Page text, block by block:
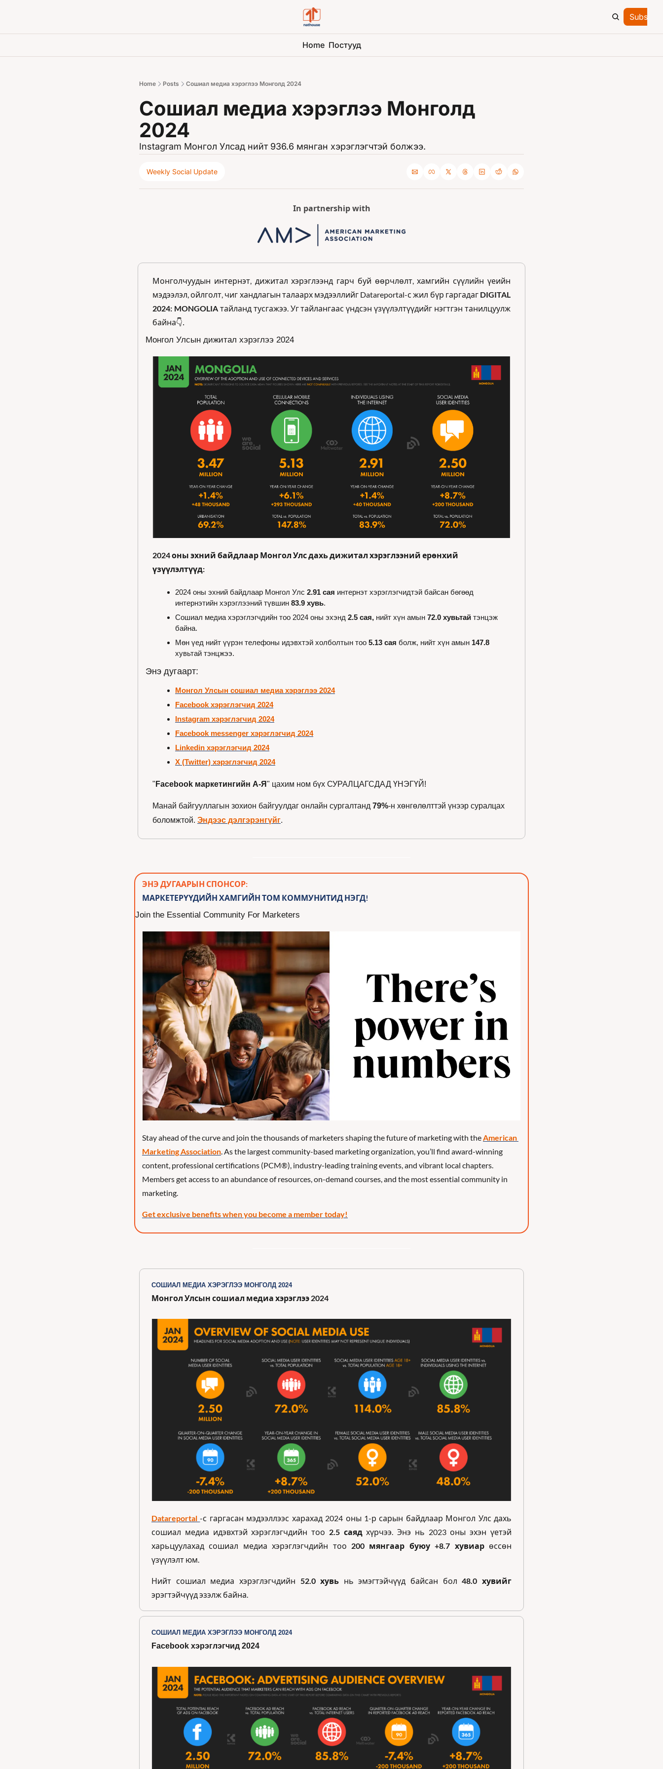
Home Постууд
Home Posts Сошиал медиа хэрэглээ Монголд 2024
Сошиал медиа хэрэглээ Монголд
2024
Instagram Монгол Улсад нийт 936.6 мянган хэрэглэгчтэй болжээ.
Weekly Social Update
In partnership with
Монголчуудын интернэт, дижитал хэрэглээнд гарч буй өөрчлөлт, хамгийн сүүлийн үеийн
мэдээлэл, ойлголт, чиг хандлагын талаарх мэдээллийг Datareportal-с жил бүр гаргадаг DIGITAL
2024: MONGOLIA тайланд тусгажээ. Уг тайлангаас үндсэн үзүүлэлтүүдийг нэгтгэн танилцуулж
байна👇.
Монгол Улсын дижитал хэрэглээ 2024
2024 оны эхний байдлаар Монгол Улс дахь дижитал хэрэглээний ерөнхий
үзүүлэлтүүд:
2024 оны эхний байдлаар Монгол Улс 2.91 сая интернэт хэрэглэгчидтэй байсан бөгөөд
интернэтийн хэрэглээний түвшин 83.9 хувь.
Сошиал медиа хэрэглэгчдийн тоо 2024 оны эхэнд 2.5 сая, нийт хүн амын 72.0 хувьтай тэнцэж
байна.
Мөн үед нийт үүрэн телефоны идэвхтэй холболтын тоо 5.13 сая болж, нийт хүн амын
хувьтай тэнцжээ.
Энэ дугаарт:
Монгол Улсын сошиал медиа хэрэглээ 2024
Facebook хэрэглэгчид 2024
Instagram хэрэглэгчид 2024
Facebook messenger хэрэглэгчид 2024
Linkedin хэрэглэгчид 2024
X (Twitter) хэрэглэгчид 2024
" Facebook маркетингийн А-Я" цахим ном бүх СУРАЛЦАГСДАД ҮНЭГҮЙ!
Манай байгууллагын зохион байгуулдаг онлайн сургалтанд 79%-н хөнгөлөлттэй үнээр суралцах
боломжтой. Эндээс дэлгэрэнгүйг.
ЭНЭ ДУГААРЫН СПОНСОР:
МАРКЕТЕРҮҮДИЙН ХАМГИЙН ТОМ КОММУНИТИД НЭГД!
Join the Essential Community For Marketers
Stay ahead of the curve and join the thousands of marketers shaping the future of marketing with the American
Marketing Association . As the largest community-based marketing organization, you’ll find award-winning
content, professional certifications (PCM®), industry-leading training events, and vibrant local chapters.
Members get access to an abundance of resources, on-demand courses, and the most essential community in
marketing.
Get exclusive benefits when you become a member today!
СОШИАЛ МЕДИА ХЭРЭГЛЭЭ МОНГОЛД 2024
Монгол Улсын сошиал медиа хэрэглээ 2024
Datareportal -с гаргасан мэдээллээс харахад 2024 оны 1-р сарын байдлаар Монгол Улс дахь
сошиал медиа идэвхтэй хэрэглэгчдийн тоо 2.5 саяд хүрчээ. Энэ нь 2023 оны эхэн үетэй
харьцуулахад сошиал медиа хэрэглэгчдийн тоо 200 мянгаар буюу +8.7 хувиар өссөн
үзүүлэлт юм.
Нийт сошиал медиа хэрэглэгчдийн 52.0 хувь нь эмэгтэйчүүд байсан бол 48.0 хувийг
эрэгтэйчүүд эзэлж байна.
СОШИАЛ МЕДИА ХЭРЭГЛЭЭ МОНГОЛД 2024
Facebook хэрэглэгчид 2024